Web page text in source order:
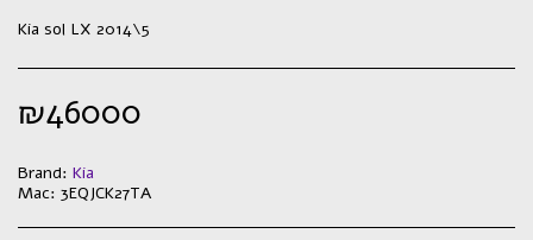
Kia sol LX 2014\5
₪46000
Brand: Kia
Mac: 3EQJCK27TA